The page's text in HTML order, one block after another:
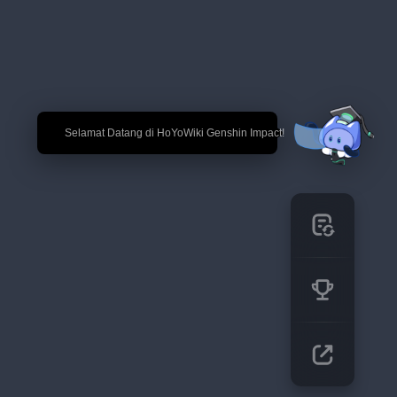
🎉 Selamat Datang di HoYoWiki Genshin Impact!